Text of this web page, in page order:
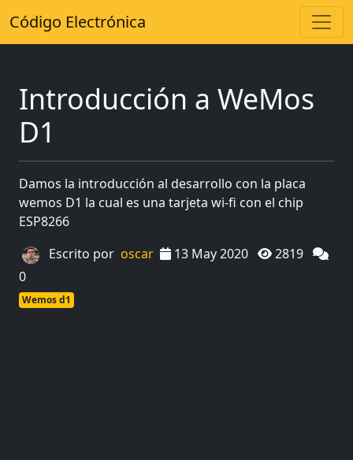
Código Electrónica
Introducción a WeMos
D1
Damos la introducción al desarrollo con la placa
wemos D1 la cual es una tarjeta wi-fi con el chip
ESP8266
Escrito por oscar 13 May 2020
2819
0
Wemos d1